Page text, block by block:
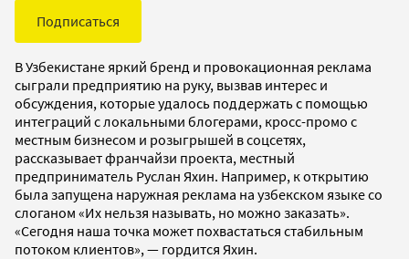
Подписаться
В Узбекистане яркий бренд и провокационная реклама
сыграли предприятию на руку, вызвав интерес и
обсуждения, которые удалось поддержать с помощью
интеграций с локальными блогерами, кросс-промо с
местным бизнесом и розыгрышей в соцсетях,
рассказывает франчайзи проекта, местный
предприниматель Руслан Яхин. Например, к открытию
была запущена наружная реклама на узбекском языке со
слоганом «Их нельзя называть, но можно заказать».
«Сегодня наша точка может похвастаться стабильным
потоком клиентов», — гордится Яхин.